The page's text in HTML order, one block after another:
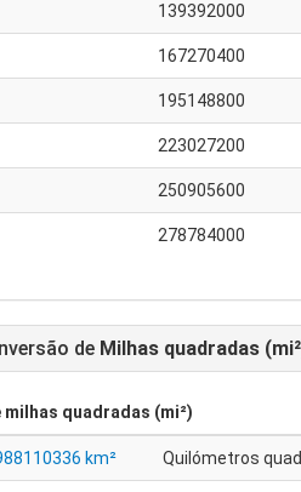
139392000
167270400
195148800
223027200
250905600
278784000
de Milhas quadradas
milhas quadradas (mi²)
km² Quilómetros